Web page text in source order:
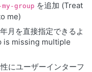
group を追加 (Treat
me)
月を直接指定できるよ
is missing multiple
にユーザーインターフ